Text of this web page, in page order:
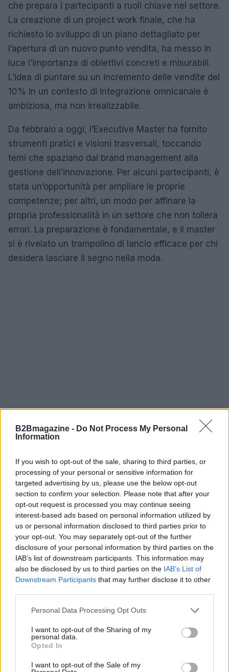
B2Bmagazine - Do Not Process My Personal
Information
If you wish to opt-out of the sale, sharing to third parties, or
processing of your personal or sensitive information for
targeted advertising by us, please use the below opt-out
section to confirm your selection. Please note that after your
opt-out request is processed you may continue seeing
interest-based ads based on personal information utilized by
us or personal information disclosed to third parties prior to
your opt-out. You may separately opt-out of the further
disclosure of your personal information by third parties on the
IAB’s list of downstream participants. This information may
also be disclosed by us to third parties on the IAB’s List of
Downstream Participants that may further disclose it to other
Please note that this website/app uses one or more Google
not limited to your visit or usage behaviour. You may click to
grant or deny consent to Google and its third-party tags to
use your data for below specified purposes in below Google
consent section.
Personal Data Processing Opt Outs
I want to opt-out of the Sharing of my
personal data.
Opted In
I want to opt-out of the Sale of my
che prepara i partecipanti a ruoli chiave nel settore.
La creazione di un project work finale, che ha
richiesto lo sviluppo di un piano dettagliato per
l’apertura di un nuovo punto vendita, ha messo in
luce l’importanza di obiettivi concreti e misurabili.
L’idea di puntare su un incremento delle vendite del
10% in un contesto di integrazione omnicanale è
ambiziosa, ma non irrealizzabile.
Da febbraio a oggi, l’Executive Master ha fornito
strumenti pratici e visioni trasversali, toccando
temi che spaziano dal brand management alla
gestione dell’innovazione. Per alcuni partecipanti, è
stata un’opportunità per ampliare le proprie
competenze; per altri, un modo per affinare la
propria professionalità in un settore che non tollera
errori. La preparazione è fondamentale, e il master
si è rivelato un trampolino di lancio efficace per chi
desidera lasciare il segno nella moda.
edizione di questo master, è chiaro che il futuro del
fashion management è nelle mani di chi è pronto a
sfidare le convenzioni. La prossima edizione, che
partirà a febbraio 2026, promette di affrontare
nuove sfide e opportunità, continuando a formare
professionisti che non temono di innovare e osare.
AUTORE
AiAdhubMedia